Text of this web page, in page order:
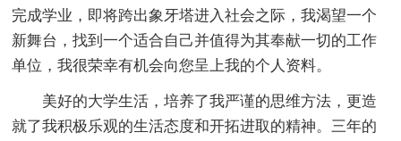
完成学业，即将跨出象牙塔进入社会之际，我渴望一个
新舞台，找到一个适合自己并值得为其奉献一切的工作
单位，我很荣幸有机会向您呈上我的个人资料。
美好的大学生活，培养了我严谨的思维方法，更造
就了我积极乐观的生活态度和开拓进取的精神。三年的